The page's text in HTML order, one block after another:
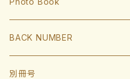
中村晃
小久保裕紀監督
斉藤和巳
BACK NUMBER
2022
別冊号